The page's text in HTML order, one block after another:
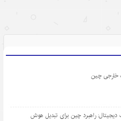
خارجی چین
راهبرد چین برای تبدیل هوش